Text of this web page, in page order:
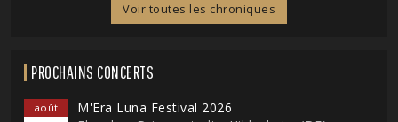
Voir toutes les chroniques
PROCHAINS CONCERTS
août
M'Era Luna Festival 2026